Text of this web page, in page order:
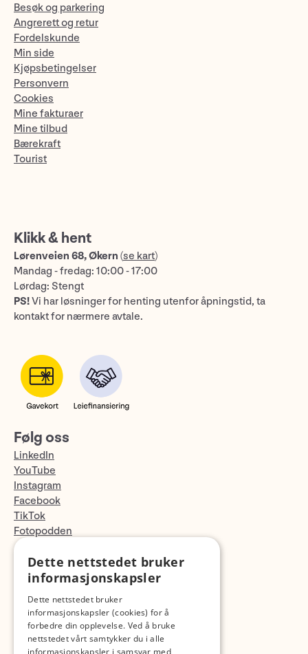
Besøk og parkering
Angrerett og retur
Fordelskunde
Min side
Kjøpsbetingelser
Personvern
Cookies
Mine fakturaer
Mine tilbud
Bærekraft
Tourist
Klikk & hent
Lørenveien 68, Økern (se kart)
Mandag - fredag: 10:00 - 17:00
Lørdag: Stengt
PS!Vi har løsninger for henting utenfor åpningstid, ta
kontakt for nærmere avtale.
Følg oss
LinkedIn
YouTube
Instagram
Facebook
TikTok
Fotopodden
Med forbehold om skrive- og lagerfeil
Dette nettstedet bruker
informasjonskapsler
Dette nettstedet bruker
informasjonskapsler (cookies) for å
forbedre din opplevelse. Ved å bruke
nettstedet vårt samtykker du i alle
informasjonskapsler i samsvar med